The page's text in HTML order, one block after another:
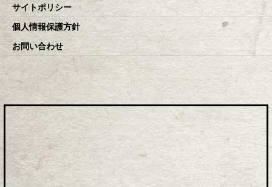
サイトポリシー
個人情報保護方針
お問い合わせ